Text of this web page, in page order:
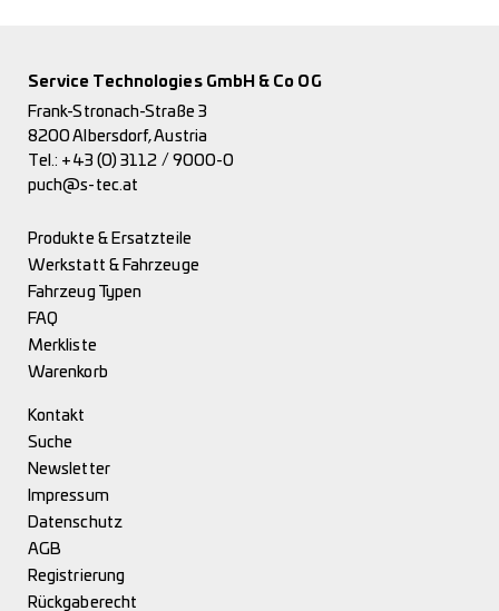
Service Technologies GmbH & Co OG
Frank-Stronach-Straße 3
8200 Albersdorf, Austria
Tel.: +43 (0) 3112 / 9000-0
puch@s-tec.at
Produkte & Ersatzteile
Werkstatt & Fahrzeuge
Fahrzeug Typen
FAQ
Merkliste
Warenkorb
Kontakt
Suche
Newsletter
Impressum
Datenschutz
AGB
Registrierung
Rückgaberecht